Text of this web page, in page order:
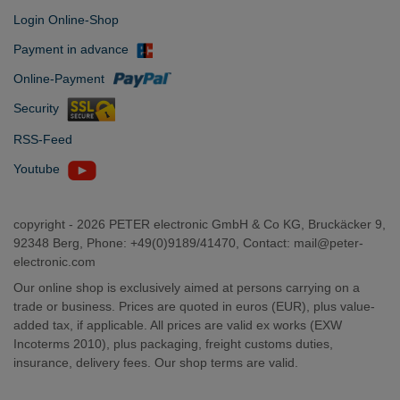
Login Online-Shop
Payment in advance
Online-Payment
Security
RSS-Feed
Youtube
copyright - 2026 PETER electronic GmbH & Co KG, Bruckäcker 9,
92348 Berg, Phone: +49(0)9189/41470, Contact: mail@peter-
electronic.com
Our online shop is exclusively aimed at persons carrying on a
trade or business. Prices are quoted in euros (EUR), plus value-
added tax, if applicable. All prices are valid ex works (EXW
Incoterms 2010), plus packaging, freight customs duties,
insurance, delivery fees. Our shop terms are valid.